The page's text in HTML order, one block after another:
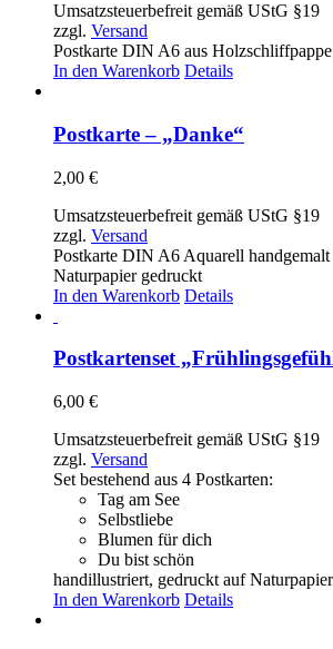
Umsatzsteuerbefreit gemäß UStG §19
zzgl. Versand
Postkarte DIN A6 aus
In den Warenkorb Details
Postkarte – „Danke“
2,00 €
Umsatzsteuerbefreit gemäß UStG §19
zzgl. Versand
Postkarte DIN A6 Aquarell
Naturpapier gedruckt
In den Warenkorb Details
Postkartenset
6,00 €
Umsatzsteuerbefreit gemäß UStG §19
zzgl. Versand
Set bestehend aus 4 Postkarten:
Tag am See
Selbstliebe
Blumen für dich
Du bist schön
handillustriert, gedruckt auf Naturpapier
In den Warenkorb Details